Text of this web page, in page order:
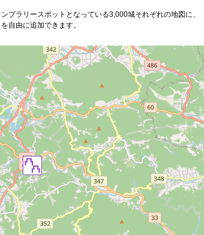
プラリースポットとなっている3,000城それぞれの地図に、
自由に追加できます。